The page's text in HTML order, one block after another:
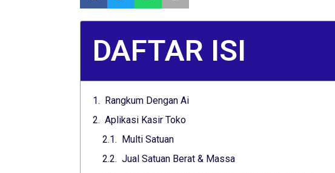
DAFTAR ISI
Rangkum Dengan Ai
Aplikasi Kasir Toko
Multi Satuan
Jual Satuan Berat & Massa